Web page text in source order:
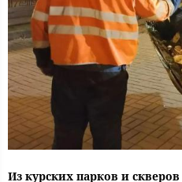
Из курских парков и